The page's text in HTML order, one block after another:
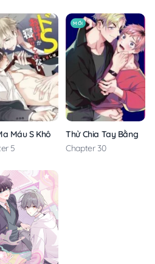
Máu S Không Cho Tôi Ngủ Yên
5
MỚI
Thử Chia Tay Bằng
Chapter 30